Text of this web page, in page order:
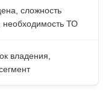
сложность
необходимость ТО
владения,